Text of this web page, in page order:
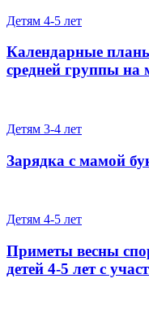
Детям 4-5 лет
Календарные
средней группы
Детям 3-4 лет
Зарядка с мамой
Детям 4-5 лет
Приметы весны
детей 4-5 лет с